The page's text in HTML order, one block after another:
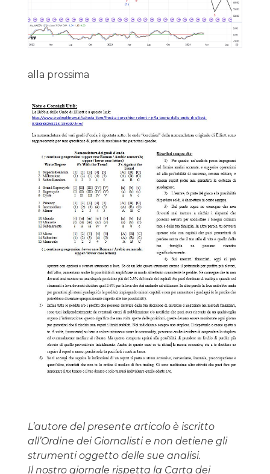
alla prossima
L’autore del presente articolo è iscritto
all’Ordine dei Giornalisti e non detiene gli
strumenti oggetto delle sue analisi.
Il nostro giornale rispetta la Carta dei